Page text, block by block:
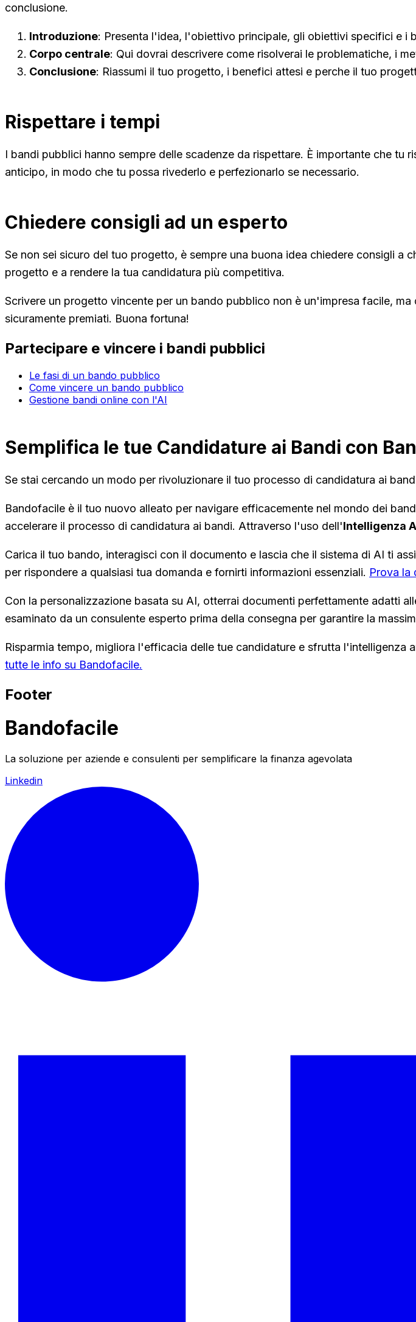
conclusione.
Introduzione: Presenta l'idea, l'obiettivo principale, gli obiettivi specifici e i
Corpo centrale: Qui dovrai descrivere come risolverai le problematiche, i
Conclusione: Riassumi il tuo progetto, i benefici attesi e perche il tuo
Rispettare i tempi
I bandi pubblici hanno sempre delle scadenze da rispettare. È importante che
anticipo, in modo che tu possa rivederlo e perfezionarlo se necessario.
Chiedere consigli ad un esperto
Se non sei sicuro del tuo progetto, è sempre una buona idea chiedere consigli a
progetto e a rendere la tua candidatura più competitiva.
Scrivere un progetto vincente per un bando pubblico non è un'impresa facile,
sicuramente premiati. Buona fortuna!
Partecipare e vincere i bandi pubblici
Le fasi di un bando pubblico
Come vincere un bando pubblico
Gestione bandi online con l'AI
Semplifica le tue Candidature ai Bandi con
Se stai cercando un modo per rivoluzionare il tuo processo di candidatura ai
Bandofacile è il tuo nuovo alleato per navigare efficacemente nel mondo dei
accelerare il processo di candidatura ai bandi. Attraverso l'uso dell'Intelligenza
Carica il tuo bando, interagisci con il documento e lascia che il sistema di AI ti
per rispondere a qualsiasi tua domanda e fornirti informazioni essenziali. Prova la
Con la personalizzazione basata su AI, otterrai documenti perfettamente adatti
esaminato da un consulente esperto prima della consegna per garantire la
Risparmia tempo, migliora l'efficacia delle tue candidature e sfrutta
tutte le info su Bandofacile.
Footer
Bandofacile
La soluzione per aziende e consulenti per semplificare la finanza agevolata
Linkedin